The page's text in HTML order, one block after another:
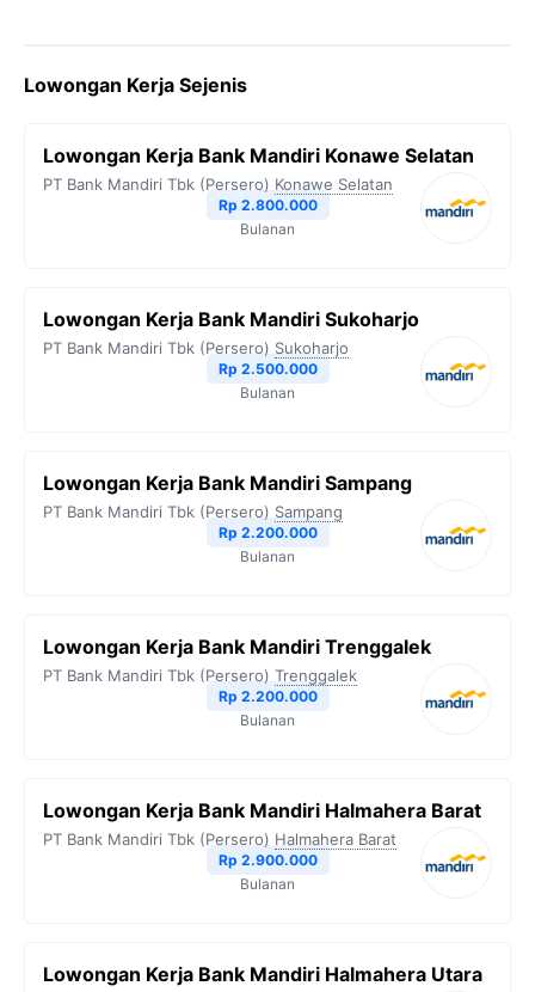
Lowongan Kerja Sejenis
Lowongan Kerja Bank Mandiri Konawe Selatan
PT Bank Mandiri Tbk (Persero) Konawe Selatan
Rp 2.800.000
Bulanan
Lowongan Kerja Bank Mandiri Sukoharjo
PT Bank Mandiri Tbk (Persero) Sukoharjo
Rp 2.500.000
Bulanan
Lowongan Kerja Bank Mandiri Sampang
PT Bank Mandiri Tbk (Persero) Sampang
Rp 2.200.000
Bulanan
Lowongan Kerja Bank Mandiri Trenggalek
PT Bank Mandiri Tbk (Persero) Trenggalek
Rp 2.200.000
Bulanan
Lowongan Kerja Bank Mandiri Halmahera Barat
PT Bank Mandiri Tbk (Persero) Halmahera Barat
Rp 2.900.000
Bulanan
Lowongan Kerja Bank Mandiri Halmahera Utara